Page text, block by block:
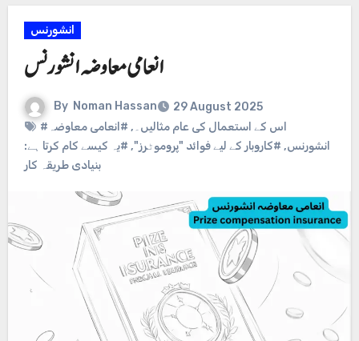
انشورنس
انعامی معاوضہ انشورنس
By Noman Hassan
29 August 2025
#اس کے استعمال کی عام مثالیں۔ , #انعامی معاوضہ
انشورنس, #کاروبار کے لیے فوائد "پروموٹرز", #یہ کیسے کام کرتا ہے:
بنیادی طریقہ کار